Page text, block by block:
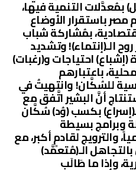
بمُعدَّلات التنمية فيها،
مصر باستقرار الأوضاع
بمُشاركة شباب
الـ(إنتماء)! وتشديد
(إشباع) احتياجات و(رغبات)
باعتبارهم
للسُكَّان! وانتهيتُ في
أنَّ البشير اتَّفق مع
بكسب (وُد) سُكَّان
وبرامج بسيطة
والترويج لقادمٍ أكبر، مع
بالتجاهل الـ(مُتعمَّد)
وإذا ما طَالَب